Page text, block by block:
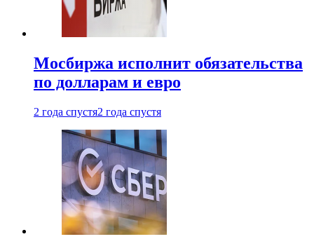
Мосбиржа исполнит обязательства
по долларам и евро
2 года спустя2 года спустя